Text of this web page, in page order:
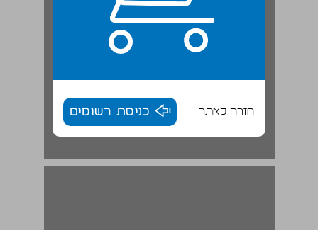
חזרה לאתר כניסת רשומים